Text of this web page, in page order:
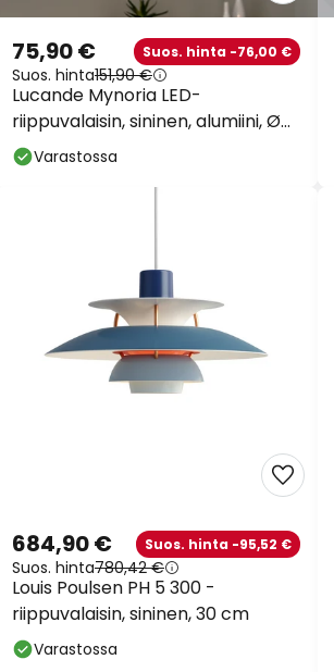
Lucande Mynoria LED-
riippuvalaisin, sininen, alumiini, Ø
35 cm
75,90 € Suos. hinta -76,00 €
Suos. hinta151,90 €
Varastossa
Louis Poulsen PH 5 300 -
riippuvalaisin, sininen, 30 cm
684,90 € Suos. hinta -95,52 €
Suos. hinta780,42 €
Varastossa